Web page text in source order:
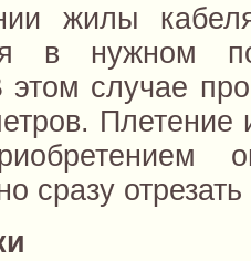
жилы
в нужном
случае
сразу